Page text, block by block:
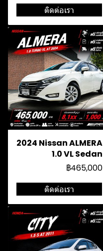
ติดต่อเรา
2024 Nissan ALMERA
1.0 VL Sedan
฿465,000
ติดต่อเรา